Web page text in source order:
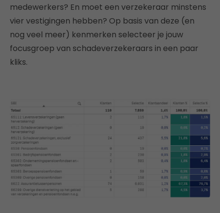
medewerkers? En moet een verzekeraar minstens
vier vestigingen hebben? Op basis van deze (en
nog veel meer) kenmerken selecteer je jouw
focusgroep van schadeverzekeraars in een paar
kliks.